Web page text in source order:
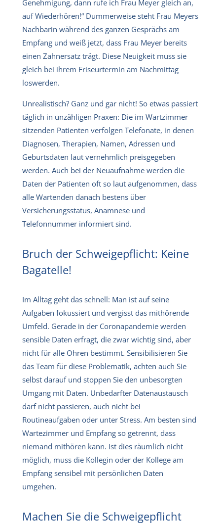
Genehmigung, dann rufe ich Frau Meyer gleich an,
auf Wiederhören!“ Dummerweise steht Frau Meyers
Nachbarin während des ganzen Gesprächs am
Empfang und weiß jetzt, dass Frau Meyer bereits
einen Zahnersatz trägt. Diese Neuigkeit muss sie
gleich bei ihrem Friseurtermin am Nachmittag
loswerden.
Unrealistisch? Ganz und gar nicht! So etwas passiert
täglich in unzähligen Praxen: Die im Wartzimmer
sitzenden Patienten verfolgen Telefonate, in denen
Diagnosen, Therapien, Namen, Adressen und
Geburtsdaten laut vernehmlich preisgegeben
werden. Auch bei der Neuaufnahme werden die
Daten der Patienten oft so laut aufgenommen, dass
alle Wartenden danach bestens über
Versicherungsstatus, Anamnese und
Telefonnummer informiert sind.
Bruch der Schweigepflicht: Keine
Bagatelle!
Im Alltag geht das schnell: Man ist auf seine
Aufgaben fokussiert und vergisst das mithörende
Umfeld. Gerade in der Coronapandemie werden
sensible Daten erfragt, die zwar wichtig sind, aber
nicht für alle Ohren bestimmt. Sensibilisieren Sie
das Team für diese Problematik, achten auch Sie
selbst darauf und stoppen Sie den unbesorgten
Umgang mit Daten. Unbedarfter Datenaustausch
darf nicht passieren, auch nicht bei
Routineaufgaben oder unter Stress. Am besten sind
Wartezimmer und Empfang so getrennt, dass
niemand mithören kann. Ist dies räumlich nicht
möglich, muss die Kollegin oder der Kollege am
Empfang sensibel mit persönlichen Daten
umgehen.
Machen Sie die Schweigepflicht